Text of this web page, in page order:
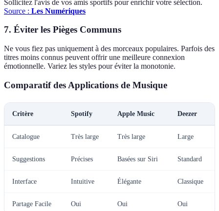
Sollicitez l'avis de vos amis sportifs pour enrichir votre sélection.
Source : Les Numériques
7. Éviter les Pièges Communs
Ne vous fiez pas uniquement à des morceaux populaires. Parfois des
titres moins connus peuvent offrir une meilleure connexion
émotionnelle. Variez les styles pour éviter la monotonie.
Comparatif des Applications de Musique
Critère Spotify Apple Music Deezer
Catalogue Très large Très large Large
Suggestions Précises Basées sur Siri Standard
Interface Intuitive Élégante Classique
Partage Facile Oui Oui Oui